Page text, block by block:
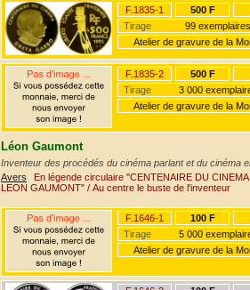
F.1835-1 500 F
Tirage
99 exemplaires
Atelier de gravure de la
F.1835-2 500 F
Tirage
3 000
Atelier de gravure de la
Léon Gaumont
Inventeur des procédés du cinéma parlant et du cinéma
Avers
En légende circulaire "CENTENAIRE DU CINEMA
LEON GAUMONT" / Au centre le buste de l'inventeur
F.1646-1
100 F
Tirage
5 000
Atelier de gravure de la